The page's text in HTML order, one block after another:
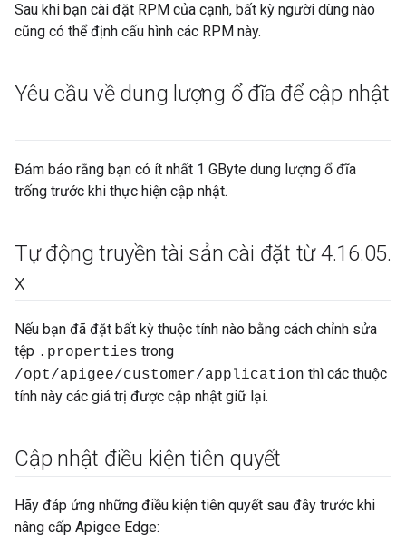
Sau khi bạn cài đặt RPM của cạnh, bất kỳ người dùng nào
cũng có thể định cấu hình các RPM này.
Yêu cầu về dung lượng ổ đĩa để cập nhật
Đảm bảo rằng bạn có ít nhất 1 GByte dung lượng ổ đĩa
trống trước khi thực hiện cập nhật.
Tự động truyền tài sản cài đặt từ 4.16.05.
x
Nếu bạn đã đặt bất kỳ thuộc tính nào bằng cách chỉnh sửa
tệp .properties trong
/opt/apigee/customer/application thì các thuộc
tính này các giá trị được cập nhật giữ lại.
Cập nhật điều kiện tiên quyết
Hãy đáp ứng những điều kiện tiên quyết sau đây trước khi
nâng cấp Apigee Edge: